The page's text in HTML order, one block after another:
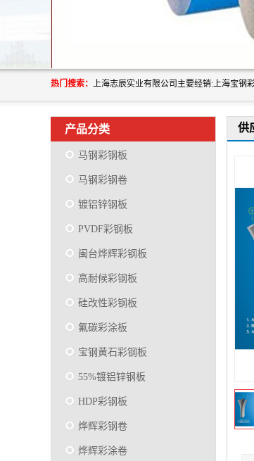
热门搜索：
产品分类
马钢彩钢板
马钢彩钢卷
镀铝锌钢板
PVDF彩钢板
闽台烨辉彩钢板
高耐候彩钢板
硅改性彩钢板
氟碳彩涂板
宝钢黄石彩钢板
55%镀铝锌钢板
HDP彩钢板
烨辉彩钢卷
烨辉彩涂卷
供